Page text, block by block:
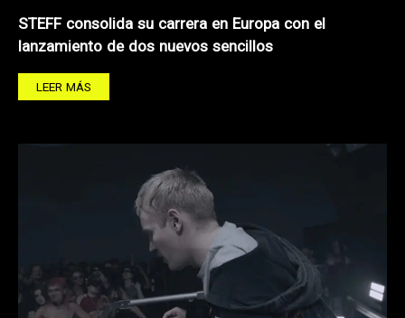
STEFF consolida su carrera en Europa con el
lanzamiento de dos nuevos sencillos
LEER MÁS